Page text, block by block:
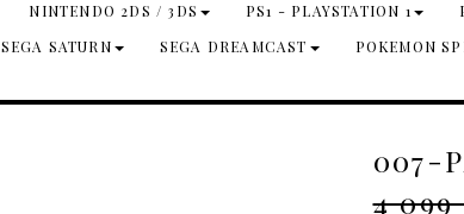
NINTENDO 2DS / 3DS PS1 - PLAYSTATION 1
SEGA SATURN SEGA DREAMCAST POKEMON
007-
4 099